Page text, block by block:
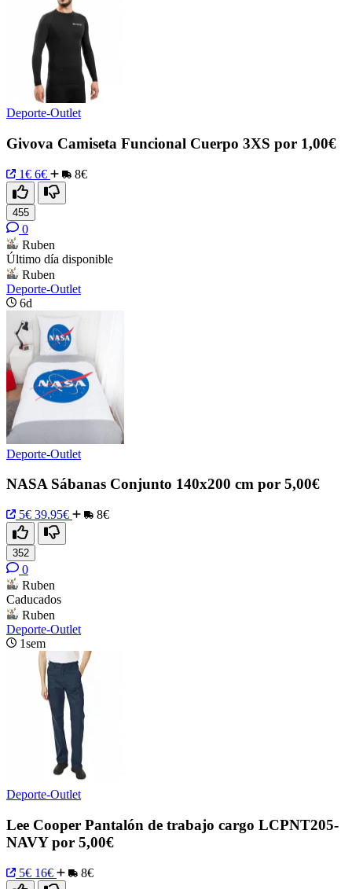
Deporte-Outlet
Givova Camiseta Funcional Cuerpo 3XS por 1,00€
1€ 6€ 8€
455
0
Ruben
Último día disponible
Ruben
Deporte-Outlet
6d
Deporte-Outlet
NASA Sábanas Conjunto 140x200 cm por 5,00€
5€ 39.95€ 8€
352
0
Ruben
Caducados
Ruben
Deporte-Outlet
1sem
Deporte-Outlet
Lee Cooper Pantalón de trabajo cargo LCPNT205-
NAVY por 5,00€
5€ 16€ 8€